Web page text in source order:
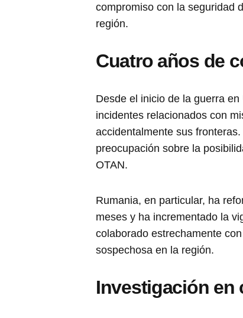
compromiso con la seguridad
región.
Cuatro años de
Desde el inicio de la guerra
incidentes relacionados con
accidentalmente sus
preocupación sobre la
OTAN.
Rumania, en particular, ha
meses y ha incrementado la
colaborado estrechamente
sospechosa en la región.
Investigación en